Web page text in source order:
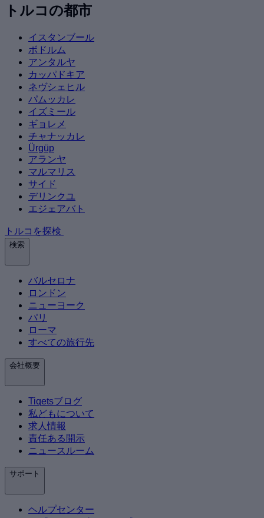
トルコの都市
イスタンブール
ボドルム
アンタルヤ
カッパドキア
ネヴシェヒル
パムッカレ
イズミール
ギョレメ
チャナッカレ
Ürgüp
アランヤ
マルマリス
サイド
デリンクユ
エジェアバト
トルコを探検
検索
バルセロナ
ロンドン
ニューヨーク
パリ
ローマ
すべての旅行先
会社概要
Tiqetsブログ
私どもについて
求人情報
責任ある開示
ニュースルーム
サポート
ヘルプセンター